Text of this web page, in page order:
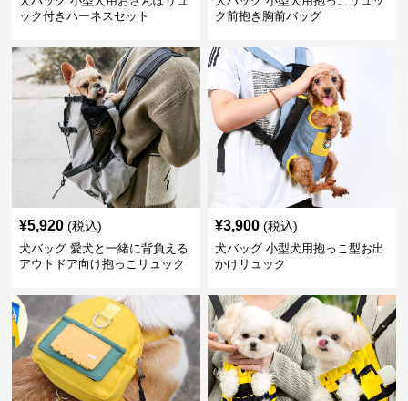
ック付きハーネスセット
ク前抱き胸前バッグ
¥5,920 (税込)
犬バッグ 愛犬と一緒に背負える
アウトドア向け抱っこリュック
¥3,900 (税込)
犬バッグ 小型犬用抱っこ型お出
かけリュック